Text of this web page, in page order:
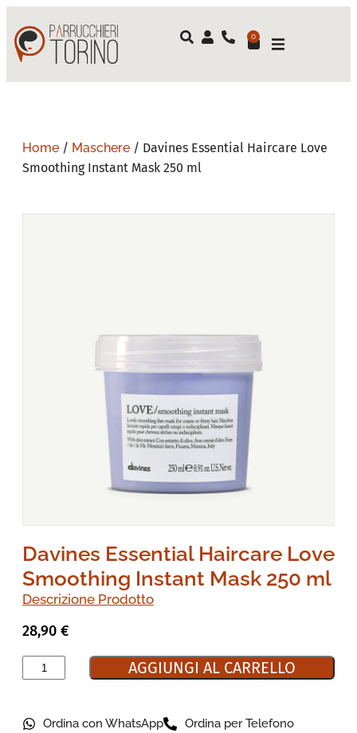
0
Home / Maschere / Davines Essential Haircare Love
Smoothing Instant Mask 250 ml
Davines Essential Haircare Love
Smoothing Instant Mask 250 ml
Descrizione Prodotto
28,90 €
AGGIUNGI AL CARRELLO
Ordina con WhatsApp Ordina per Telefono